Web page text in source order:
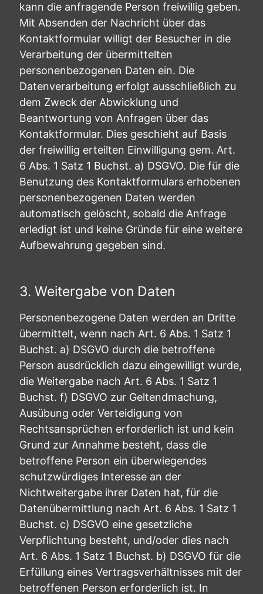
kann die anfragende Person freiwillig geben.
Mit Absenden der Nachricht über das
Kontaktformular willigt der Besucher in die
Verarbeitung der übermittelten
personenbezogenen Daten ein. Die
Datenverarbeitung erfolgt ausschließlich zu
dem Zweck der Abwicklung und
Beantwortung von Anfragen über das
Kontaktformular. Dies geschieht auf Basis
der freiwillig erteilten Einwilligung gem. Art.
6 Abs. 1 Satz 1 Buchst. a) DSGVO. Die für die
Benutzung des Kontaktformulars erhobenen
personenbezogenen Daten werden
automatisch gelöscht, sobald die Anfrage
erledigt ist und keine Gründe für eine weitere
Aufbewahrung gegeben sind.
3. Weitergabe von Daten
Personenbezogene Daten werden an Dritte
übermittelt, wenn nach Art. 6 Abs. 1 Satz 1
Buchst. a) DSGVO durch die betroffene
Person ausdrücklich dazu eingewilligt wurde,
die Weitergabe nach Art. 6 Abs. 1 Satz 1
Buchst. f) DSGVO zur Geltendmachung,
Ausübung oder Verteidigung von
Rechtsansprüchen erforderlich ist und kein
Grund zur Annahme besteht, dass die
betroffene Person ein überwiegendes
schutzwürdiges Interesse an der
Nichtweitergabe ihrer Daten hat, für die
Datenübermittlung nach Art. 6 Abs. 1 Satz 1
Buchst. c) DSGVO eine gesetzliche
Verpflichtung besteht, und/oder dies nach
Art. 6 Abs. 1 Satz 1 Buchst. b) DSGVO für die
Erfüllung eines Vertragsverhältnisses mit der
betroffenen Person erforderlich ist. In